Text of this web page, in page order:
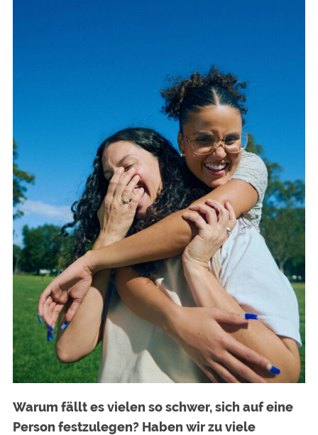
Warum fällt es vielen so schwer, sich auf eine
Person festzulegen? Haben wir zu viele
S
e
a
r
c
h
f
r